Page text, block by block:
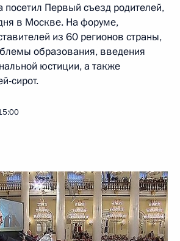
посетил Первый съезд родителей,
в Москве. На форуме,
из 60 регионов страны,
образования, введения
юстиции, а также
сирот.